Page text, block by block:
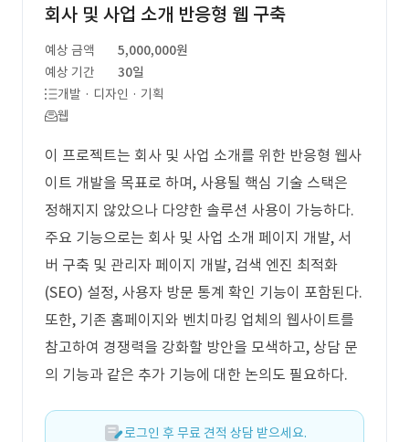
회사 및 사업 소개 반응형 웹 구축
예상 금액
5,000,000원
예상 기간
30일
개발 · 디자인 · 기획
웹
이 프로젝트는 회사 및 사업 소개를 위한 반응형 웹사
이트 개발을 목표로 하며, 사용될 핵심 기술 스택은
정해지지 않았으나 다양한 솔루션 사용이 가능하다.
주요 기능으로는 회사 및 사업 소개 페이지 개발, 서
버 구축 및 관리자 페이지 개발, 검색 엔진 최적화
(SEO) 설정, 사용자 방문 통계 확인 기능이 포함된다.
또한, 기존 홈페이지와 벤치마킹 업체의 웹사이트를
참고하여 경쟁력을 강화할 방안을 모색하고, 상담 문
의 기능과 같은 추가 기능에 대한 논의도 필요하다.
로그인 후 무료 견적 상담 받으세요.